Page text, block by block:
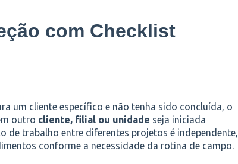
com Checklist
um cliente específico e não tenha sido concluída, o
outro cliente, filial ou unidade seja iniciada
de trabalho entre diferentes projetos é independente,
conforme a necessidade da rotina de campo.